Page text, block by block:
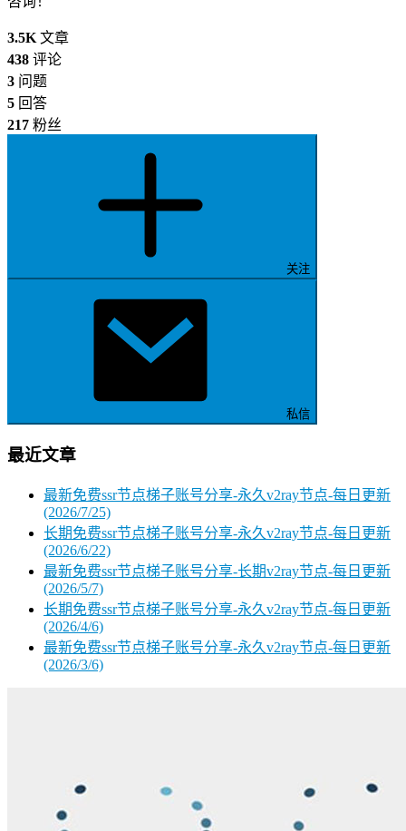
3.5K 文章
438 评论
3 问题
5 回答
217 粉丝
关注
私信
最近文章
最新免费ssr节点梯子账号分享-永久v2ray节点-每日更新
(2026/7/25)
长期免费ssr节点梯子账号分享-永久v2ray节点-每日更新
(2026/6/22)
最新免费ssr节点梯子账号分享-长期v2ray节点-每日更新
(2026/5/7)
长期免费ssr节点梯子账号分享-永久v2ray节点-每日更新
(2026/4/6)
最新免费ssr节点梯子账号分享-永久v2ray节点-每日更新
(2026/3/6)